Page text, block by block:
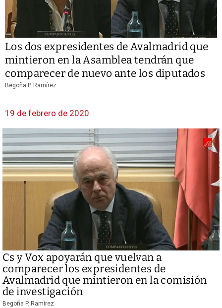
Los dos expresidentes de Avalmadrid que
mintieron en la Asamblea tendrán que
comparecer de nuevo ante los diputados
Begoña P. Ramírez
19 de febrero de 2020
Cs y Vox apoyarán que vuelvan a
comparecer los expresidentes de
Avalmadrid que mintieron en la comisión
de investigación
Begoña P. Ramírez